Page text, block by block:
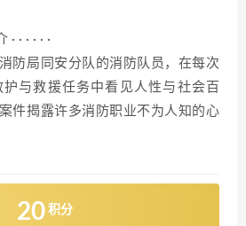
· · · · ·
防局同安分队的消防队员，在每次
与救援任务中看见人性与社会百
件揭露许多消防职业不为人知的心
20 积分